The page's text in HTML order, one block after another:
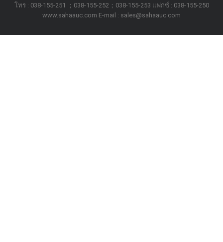
โทร : 038-155-251 ；038-155-252；038-155-253 แฟกซ์ : 038-155-250
www.sahaauc.com E-mail : sales@sahaauc.com